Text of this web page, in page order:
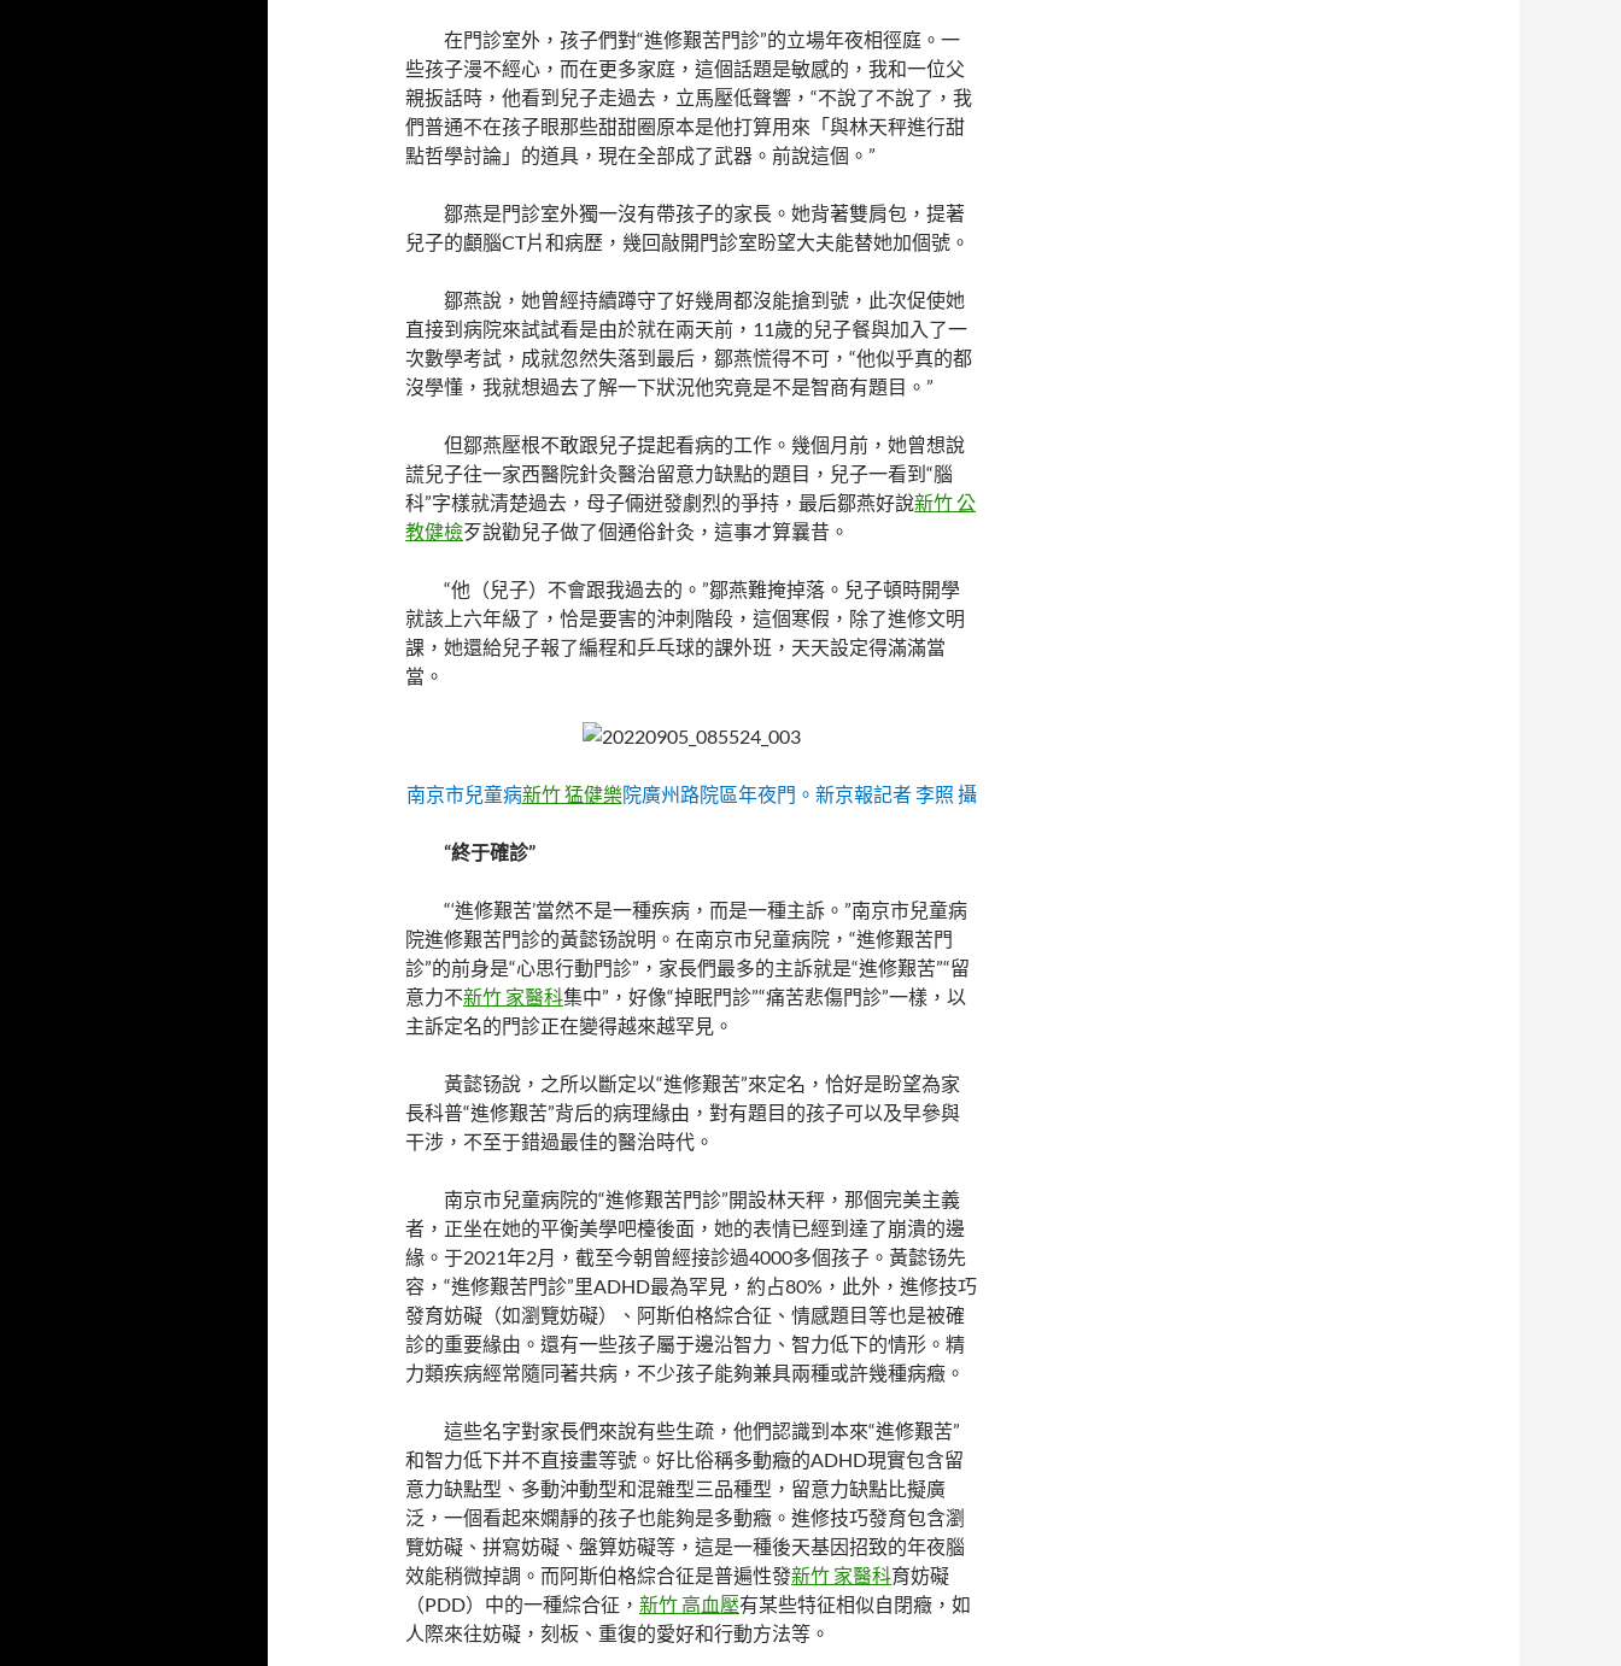
在門診室外，孩子們對“進修艱苦門診”的立場年夜相徑庭。一
些孩子漫不經心，而在更多家庭，這個話題是敏感的，我和一位父
親扳話時，他看到兒子走過去，立馬壓低聲響，“不說了不說了，我
們普通不在孩子眼那些甜甜圈原本是他打算用來「與林天秤進行甜
點哲學討論」的道具，現在全部成了武器。前說這個。”
鄒燕是門診室外獨一沒有帶孩子的家長。她背著雙肩包，提著
兒子的顱腦CT片和病歷，幾回敲開門診室盼望大夫能替她加個號。
鄒燕說，她曾經持續蹲守了好幾周都沒能搶到號，此次促使她
直接到病院來試試看是由於就在兩天前，11歲的兒子餐與加入了一
次數學考試，成就忽然失落到最后，鄒燕慌得不可，“他似乎真的都
沒學懂，我就想過去了解一下狀況他究竟是不是智商有題目。”
但鄒燕壓根不敢跟兒子提起看病的工作。幾個月前，她曾想說
謊兒子往一家西醫院針灸醫治留意力缺點的題目，兒子一看到“腦
科”字樣就清楚過去，母子倆迸發劇烈的爭持，最后鄒燕好說新竹 公
教健檢歹說勸兒子做了個通俗針灸，這事才算曩昔。
“他（兒子）不會跟我過去的。”鄒燕難掩掉落。兒子頓時開學
就該上六年級了，恰是要害的沖刺階段，這個寒假，除了進修文明
課，她還給兒子報了編程和乒乓球的課外班，天天設定得滿滿當
當。
南京市兒童病新竹 猛健樂院廣州路院區年夜門。新京報記者 李照 攝
“終于確診”
“‘進修艱苦’當然不是一種疾病，而是一種主訴。”南京市兒童病
院進修艱苦門診的黃懿钖說明。在南京市兒童病院，“進修艱苦門
診”的前身是“心思行動門診”，家長們最多的主訴就是“進修艱苦”“留
意力不新竹 家醫科集中”，好像“掉眠門診”“痛苦悲傷門診”一樣，以
主訴定名的門診正在變得越來越罕見。
黃懿钖說，之所以斷定以“進修艱苦”來定名，恰好是盼望為家
長科普“進修艱苦”背后的病理緣由，對有題目的孩子可以及早參與
干涉，不至于錯過最佳的醫治時代。
南京市兒童病院的“進修艱苦門診”開設林天秤，那個完美主義
者，正坐在她的平衡美學吧檯後面，她的表情已經到達了崩潰的邊
緣。于2021年2月，截至今朝曾經接診過4000多個孩子。黃懿钖先
容，“進修艱苦門診”里ADHD最為罕見，約占80%，此外，進修技巧
發育妨礙（如瀏覽妨礙）、阿斯伯格綜合征、情感題目等也是被確
診的重要緣由。還有一些孩子屬于邊沿智力、智力低下的情形。精
力類疾病經常隨同著共病，不少孩子能夠兼具兩種或許幾種病癥。
這些名字對家長們來說有些生疏，他們認識到本來“進修艱苦”
和智力低下并不直接畫等號。好比俗稱多動癥的ADHD現實包含留
意力缺點型、多動沖動型和混雜型三品種型，留意力缺點比擬廣
泛，一個看起來嫻靜的孩子也能夠是多動癥。進修技巧發育包含瀏
覽妨礙、拼寫妨礙、盤算妨礙等，這是一種後天基因招致的年夜腦
效能稍微掉調。而阿斯伯格綜合征是普遍性發新竹 家醫科育妨礙
（PDD）中的一種綜合征， 新竹 高血壓有某些特征相似自閉癥，如
人際來往妨礙，刻板、重復的愛好和行動方法等。